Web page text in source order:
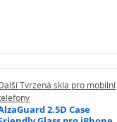
Tvrzená skla pro mobilní
2.5D Case